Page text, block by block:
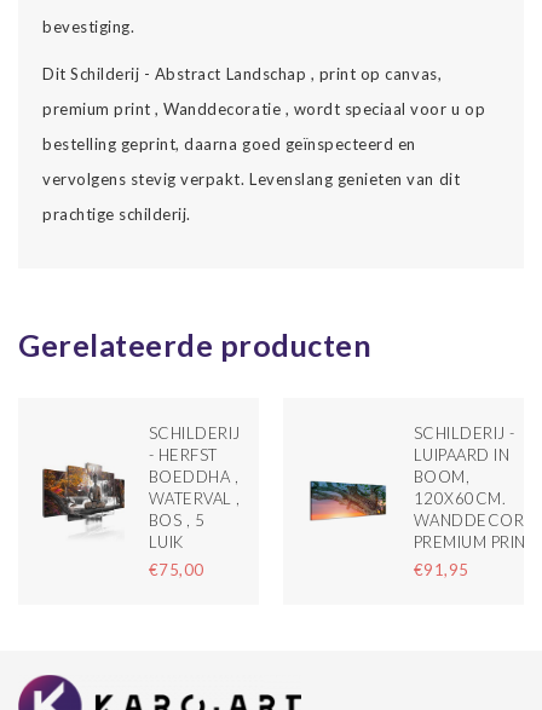
bevestiging.
Dit Schilderij - Abstract Landschap , print op canvas,
premium print , Wanddecoratie , wordt speciaal voor u op
bestelling geprint, daarna goed geïnspecteerd en
vervolgens stevig verpakt. Levenslang genieten van dit
prachtige schilderij.
Gerelateerde producten
SCHILDERIJ
- HERFST
BOEDDHA ,
WATERVAL ,
BOS , 5
LUIK
€75,00
SCHILDERIJ -
LUIPAARD IN
BOOM,
120X60CM.
PREMIUM PRINT
€91,95